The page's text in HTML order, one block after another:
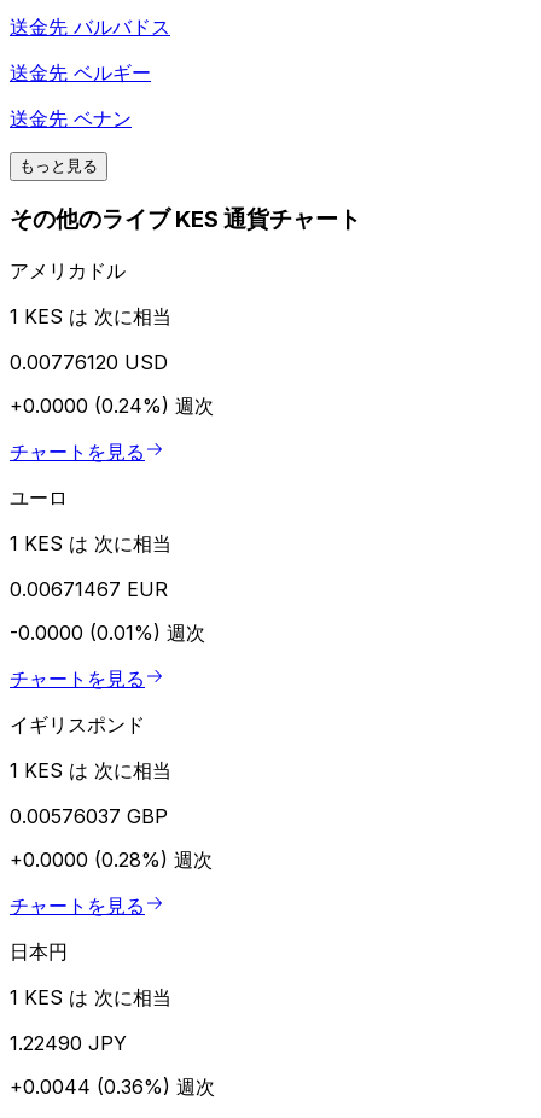
送金先 バルバドス
送金先 ベルギー
送金先 ベナン
もっと見る
その他のライブ KES 通貨チャート
アメリカドル
1 KES は 次に相当
0.00776120 USD
+0.0000 (0.24%) 週次
チャートを見る
ユーロ
1 KES は 次に相当
0.00671467 EUR
-0.0000 (0.01%) 週次
チャートを見る
イギリスポンド
1 KES は 次に相当
0.00576037 GBP
+0.0000 (0.28%) 週次
チャートを見る
日本円
1 KES は 次に相当
1.22490 JPY
+0.0044 (0.36%) 週次